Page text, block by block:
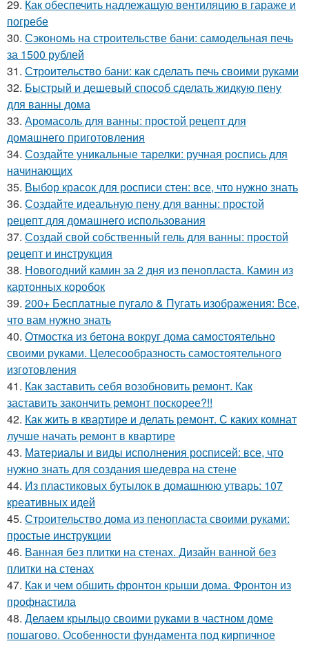
29. Как обеспечить надлежащую вентиляцию в гараже и
погребе
30. Сэкономь на строительстве бани: самодельная печь
за 1500 рублей
31. Строительство бани: как сделать печь своими руками
32. Быстрый и дешевый способ сделать жидкую пену
для ванны дома
33. Аромасоль для ванны: простой рецепт для
домашнего приготовления
34. Создайте уникальные тарелки: ручная роспись для
начинающих
35. Выбор красок для росписи стен: все, что нужно знать
36. Создайте идеальную пену для ванны: простой
рецепт для домашнего использования
37. Создай свой собственный гель для ванны: простой
рецепт и инструкция
38. Новогодний камин за 2 дня из пенопласта. Камин из
картонных коробок
39. 200+ Бесплатные пугало & Пугать изображения: Все,
что вам нужно знать
40. Отмостка из бетона вокруг дома самостоятельно
своими руками. Целесообразность самостоятельного
изготовления
41. Как заставить себя возобновить ремонт. Как
заставить закончить ремонт поскорее?!!
42. Как жить в квартире и делать ремонт. С каких комнат
лучше начать ремонт в квартире
43. Материалы и виды исполнения росписей: все, что
нужно знать для создания шедевра на стене
44. Из пластиковых бутылок в домашнюю утварь: 107
креативных идей
45. Строительство дома из пенопласта своими руками:
простые инструкции
46. Ванная без плитки на стенах. Дизайн ванной без
плитки на стенах
47. Как и чем обшить фронтон крыши дома. Фронтон из
профнастила
48. Делаем крыльцо своими руками в частном доме
пошагово. Особенности фундамента под кирпичное